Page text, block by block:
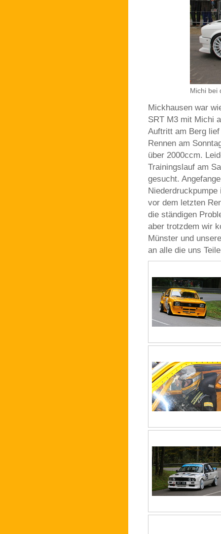
Michi bei
Mickhausen war
SRT M3 mit Michi
Auftritt am Berg
Rennen am
über 2000ccm.
Trainingslauf am
gesucht.
vor dem letzten
die ständigen
aber trotzdem wir
Münster und
an alle die uns